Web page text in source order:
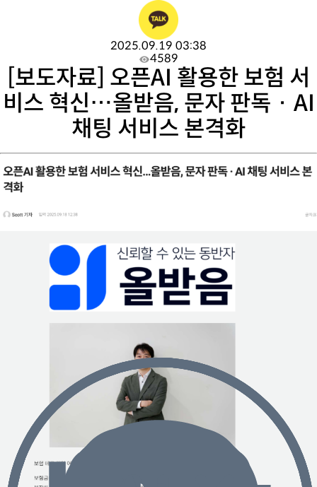
2025.09.19 03:38
4589
[보도자료] 오픈AI 활용한 보험 서
비스 혁신…올받음, 문자 판독 · AI
채팅 서비스 본격화